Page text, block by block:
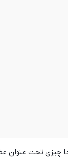
چیزی تحت عنوان